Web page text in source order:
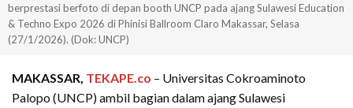
berprestasi berfoto di depan booth UNCP pada ajang Sulawesi Education
& Techno Expo 2026 di Phinisi Ballroom Claro Makassar, Selasa
(27/1/2026). (Dok: UNCP)
MAKASSAR, TEKAPE.co – Universitas Cokroaminoto
Palopo (UNCP) ambil bagian dalam ajang Sulawesi